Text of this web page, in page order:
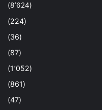
(8٬624)
(224)
(36)
(87)
(1٬052)
(861)
(47)